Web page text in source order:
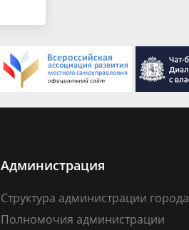
Администрация
Структура администрации города
Полномочия администрации